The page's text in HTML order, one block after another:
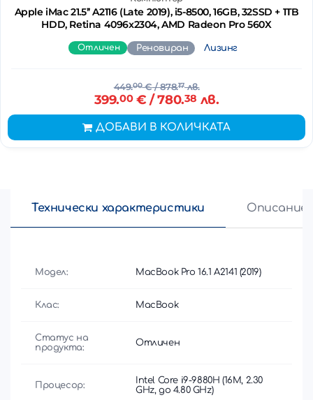
Apple iMac 21.5’’ A2116 (Late 2019), i5-8500, 16GB, 32SSD + 1TB
HDD, Retina 4096x2304, AMD Radeon Pro 560X
Отличен Реновиран Лизинг
449.00€/ 878.17лв.
399.00€ / 780.38 лв.
ДОБАВИ В КОЛИЧКАТА
Технически характеристики Описание
Модел: MacBook Pro 16.1 A2141 (2019)
Клас: MacBook
Статус на
продукта:
Отличен
Процесор:
Intel Core i9-9880H (16M, 2.30
GHz, до 4.80 GHz)